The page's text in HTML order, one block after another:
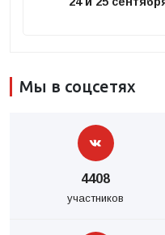
Мы в соцсетях
4408
участников